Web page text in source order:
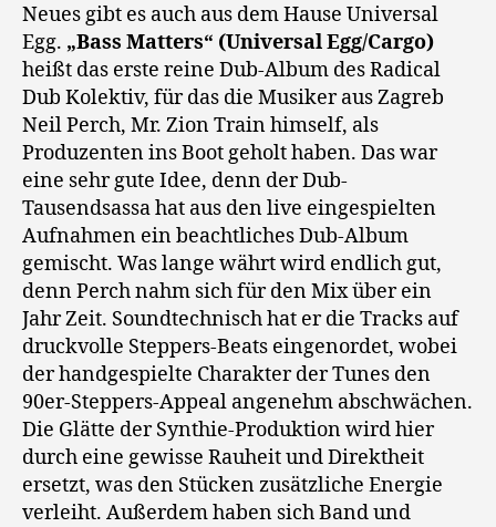
Neues gibt es auch aus dem Hause Universal
Egg. „Bass Matters“ (Universal Egg/Cargo)
heißt das erste reine Dub-Album des Radical
Dub Kolektiv, für das die Musiker aus Zagreb
Neil Perch, Mr. Zion Train himself, als
Produzenten ins Boot geholt haben. Das war
eine sehr gute Idee, denn der Dub-
Tausendsassa hat aus den live eingespielten
Aufnahmen ein beachtliches Dub-Album
gemischt. Was lange währt wird endlich gut,
denn Perch nahm sich für den Mix über ein
Jahr Zeit. Soundtechnisch hat er die Tracks auf
druckvolle Steppers-Beats eingenordet, wobei
der handgespielte Charakter der Tunes den
90er-Steppers-Appeal angenehm abschwächen.
Die Glätte der Synthie-Produktion wird hier
durch eine gewisse Rauheit und Direktheit
ersetzt, was den Stücken zusätzliche Energie
verleiht. Außerdem haben sich Band und